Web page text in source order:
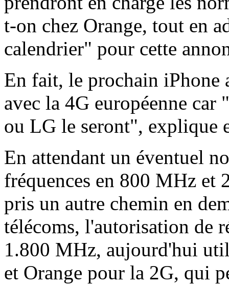
t-on chez Orange, tout en
calendrier" pour cette
En fait, le prochain iPhone
avec la 4G européenne car
ou LG le seront", explique
En attendant un éventuel
fréquences en 800 MHz et
pris un autre chemin en
télécoms, l'autorisation de
1.800 MHz, aujourd'hui
et Orange pour la 2G, qui